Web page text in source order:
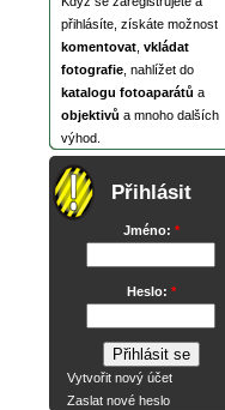
přihlásíte, získáte možnost
komentovat vkládat
fotografie , nahlížet do
katalogu fotoaparátů a
objektivů a mnoho dalších
výhod.
Přihlásit
Jméno: *
Heslo: *
Vytvořit nový účet
Zaslat nové heslo